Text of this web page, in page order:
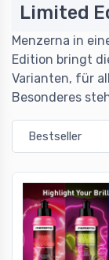
Limited
Menzerna in
Edition bringt
Varianten, für
Besonderes